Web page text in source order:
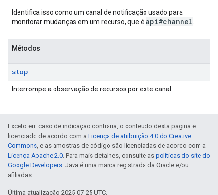
Identifica isso como um canal de notificação usado para
monitorar mudanças em um recurso, que é api#channel
Métodos
stop
Interrompe a observação de recursos por este canal.
Exceto em caso de indicação contrária, o conteúdo desta página é
licenciado de acordo com a Licença de atribuição 4.0 do Creative
Commons, e as amostras de código são licenciadas de acordo com a
Licença Apache 2.0. Para mais detalhes, consulte as políticas do site do
Google Developers. Java é uma marca registrada da Oracle e/ou
afiliadas.
Última atualização 2025-07-25 UTC.